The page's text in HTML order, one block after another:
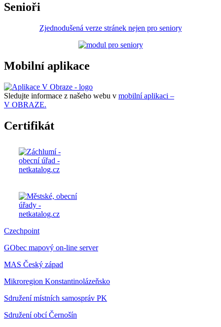
Senioři
Zjednodušená verze stránek nejen pro seniory
Mobilní aplikace
Sledujte informace z našeho webu v mobilní aplikaci –
V OBRAZE.
Certifikát
Czechpoint
GObec mapový on-line server
MAS Český západ
Mikroregion Konstantinolázeňsko
Sdružení místních samospráv PK
Sdružení obcí Černošín